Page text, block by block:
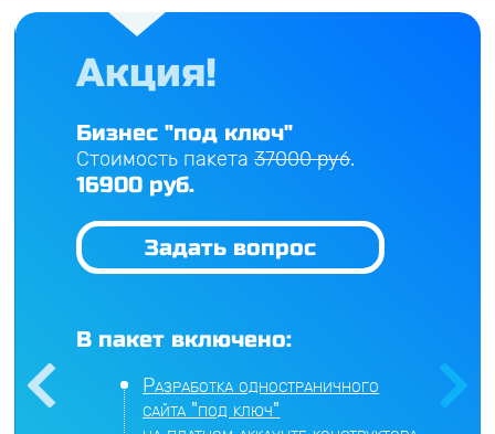
Акция!
Бизнес "под ключ"
Стоимость пакета37000 руб.
16900 руб.
Задать вопрос
В пакет включено:
Разработка одностраничного
сайта "под ключ"